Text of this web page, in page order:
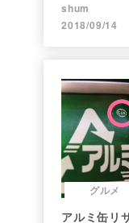
shum
2018/09/14
グルメ
アルミ缶リ